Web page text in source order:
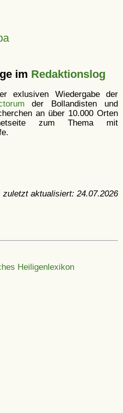
im Redaktionslog
exlusiven Wiedergabe der
der Bollandisten und
an über 10.000 Orten
zum Thema mit
zuletzt aktualisiert: 24.07.2026
Heiligenlexikon